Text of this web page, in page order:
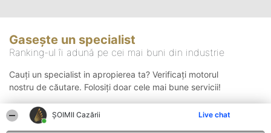
ȘOIMII Cazării Live chat
Gasește un specialist
Ranking-ul îi adună pe cei mai buni din industrie
Cauți un specialist in apropierea ta? Verificați motorul
nostru de căutare. Folosiți doar cele mai bune servicii!